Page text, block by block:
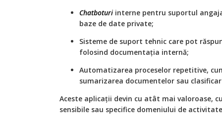
Chatboturi interne pentru suportul
baze de date private;
Sisteme de suport tehnic care pot
folosind documentația internă;
Automatizarea proceselor repetitive,
sumarizarea documentelor sau
Aceste aplicații devin cu atât mai valoroase,
sensibile sau specifice domeniului de